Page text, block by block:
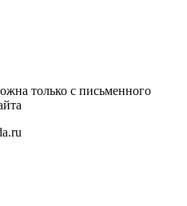
только с письменного